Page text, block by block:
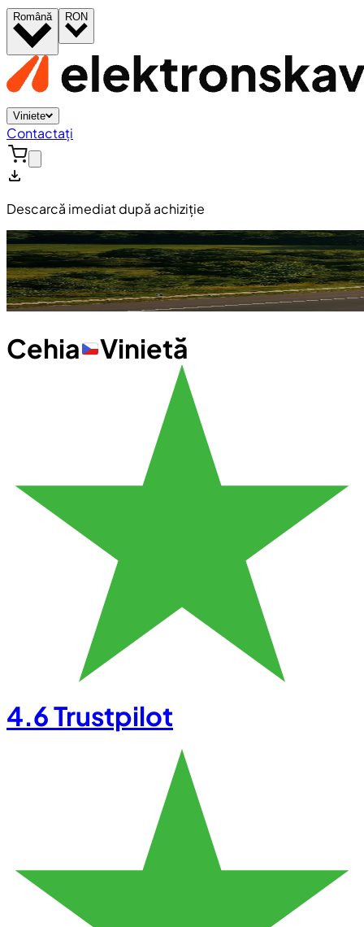
Română RON
Viniete
Contactați
Descarcă imediat după achiziție
Cehia Vinietă
4.6Trustpilot